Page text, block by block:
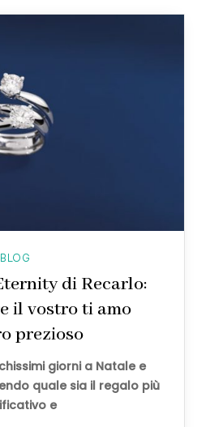
BLOG
di Recarlo:
il vostro ti amo
prezioso
giorni a Natale e
quale sia il regalo più
e